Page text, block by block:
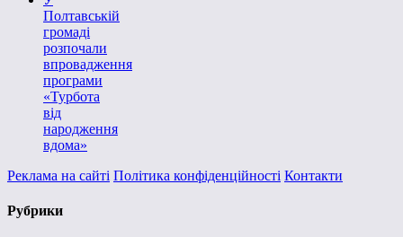
Полтавській
громаді
розпочали
впровадження
програми
«Турбота
від
народження
вдома»
Реклама на сайті Політика конфіденційності Контакти
Рубрики